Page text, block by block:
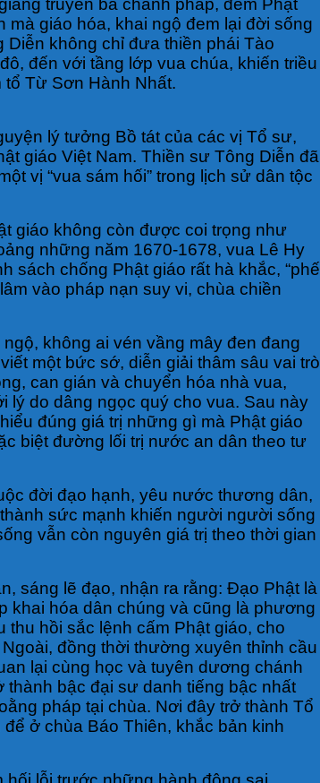
truyền bá chánh pháp, đem Phật
giáo hóa, khai ngộ đem lại đời sống
không chỉ đưa thiền phái Tào
đến với tầng lớp vua chúa, khiến triều
Từ Sơn Hành Nhất.
lý tưởng Bồ tát của các vị Tổ sư,
giáo Việt Nam. Thiền sư Tông Diễn đã
vị “vua sám hối” trong lịch sử dân tộc
giáo không còn được coi trọng như
những năm 1670-1678, vua Lê Hy
sách chống Phật giáo rất hà khắc, “phế
vào pháp nạn suy vi, chùa chiền
không ai vén vầng mây đen đang
một bức sớ, diễn giải thâm sâu vai trò
can gián và chuyển hóa nhà vua,
lý do dâng ngọc quý cho vua. Sau này
đúng giá trị những gì mà Phật giáo
biệt đường lối trị nước an dân theo tư
đời đạo hạnh, yêu nước thương dân,
sức mạnh khiến người người sống
vẫn còn nguyên giá trị theo thời gian
sáng lẽ đạo, nhận ra rằng: Đạo Phật là
khai hóa dân chúng và cũng là phương
hồi sắc lệnh cấm Phật giáo, cho
đồng thời thường xuyên thỉnh cầu
lại cùng học và tuyên dương chánh
bậc đại sư danh tiếng bậc nhất
pháp tại chùa. Nơi đây trở thành Tổ
ở chùa Báo Thiên, khắc bản kinh